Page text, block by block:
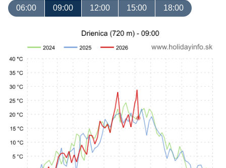
06:00 09:00 12:00 15:00 18:00